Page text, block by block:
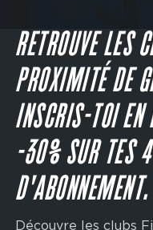
CTARETROUVE LES
PROXIMITÉ DE
INSCRIS-TOI EN
-30% SUR TES
D'ABONNEMENT.
Découvre les clubs